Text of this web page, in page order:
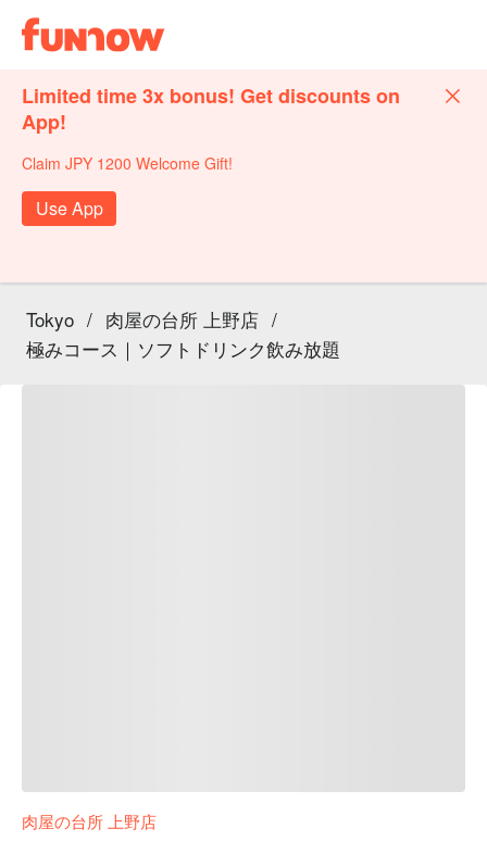
Limited time 3x bonus! Get discounts on
App!
Claim JPY 1200 Welcome Gift!
Use App
Tokyo / 肉屋の台所 上野店 /
極みコース｜ソフトドリンク飲み放題
肉屋の台所 上野店